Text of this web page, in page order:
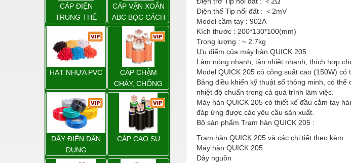
Dụng cụ cắt gọt
Dụng cụ điện
Dụng cụ đo
Gỗ - Trang thiết bị
Hóa chất-Trang thiết bị
Kệ công nghiệp
Khí nén - Thiết bị
Khuôn mẫu - Phụ tùng
CÁP ĐIỆN
TRUNG THẾ
CÁP VẶN XOẮN
ABC BỌC CÁCH
ĐIỆN XLPE
HẠT NHỰA PVC
CÁP CHẬM
CHÁY, CHỐNG
CHÁY
DÂY ĐIỆN DÂN
DỤNG
CÁP CAO SU
Điện thế Tip nối đất : ＜2mV
Model cầm tay : 902A
Kích thước : 200*130*100(mm)
Trọng lượng : ~ 2.7kg
Ưu điểm của máy hàn QUICK 205 :
Làm nóng nhanh, tản nhiệt nhanh, thích hợp
Model QUICK 205 có công suất cao (150W)
Bảng điều khiển kỹ thuật số thông minh, có
nhiệt độ chuẩn trong cả quá trình làm việc.
Máy hàn QUICK 205 có thiết kế đầu cắm tay
đáp ứng được các yêu cầu sản xuất.
Bộ sản phẩm Trạm hàn QUICK 205 :
Trạm hàn QUICK 205 và các chi tiết theo kèm
Máy hàn QUICK 205
Dây nguồn